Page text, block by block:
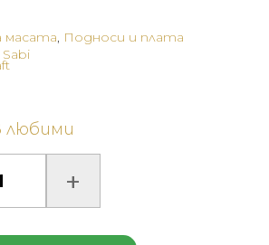
масата, Подноси и плата
любими